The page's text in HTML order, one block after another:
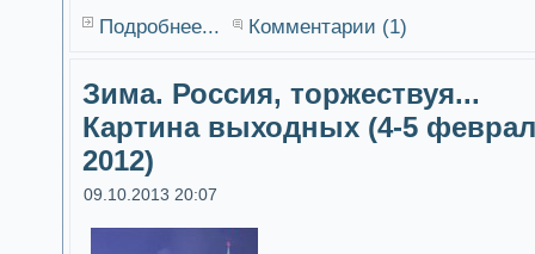
Подробнее...
Комментарии (1)
Зима. Россия, торжествуя...
Картина выходных (4-5
2012)
09.10.2013 20:07